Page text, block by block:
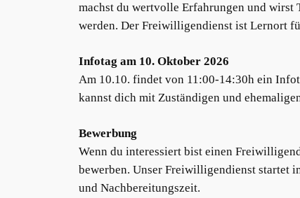
machst du wertvolle Erfahrungen und wirst
werden. Der Freiwilligendienst ist Lernort
Infotag am 10. Oktober 2026
Am 10.10. findet von 11:00-14:30h ein
kannst dich mit Zuständigen und
Bewerbung
Wenn du interessiert bist einen
bewerben. Unser Freiwilligendienst startet
und Nachbereitungszeit.